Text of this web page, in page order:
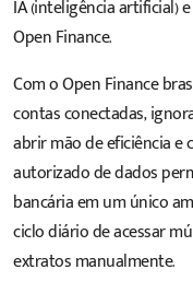
IA (inteligência artificial)
Open Finance.
Com oOpen Finance
contas conectadas,
abrir mão de eficiência
autorizado de dados
bancária em um único
ciclo diário de acessar
extratos manualmente.